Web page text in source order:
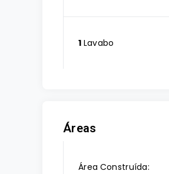
1 Lavabo
Áreas
Área Construída: